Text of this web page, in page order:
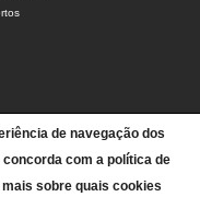
de navegação dos
com a política de
sobre quais cookies